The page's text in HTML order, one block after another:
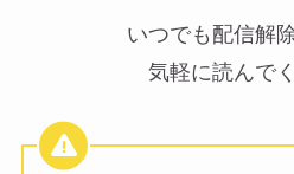
いつでも配信解
気軽に読んで